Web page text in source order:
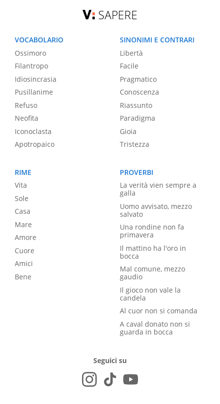
SAPERE
VOCABOLARIO
Ossimoro
Filantropo
Idiosincrasia
Pusillanime
Refuso
Neofita
Iconoclasta
Apotropaico
SINONIMI E CONTRARI
Libertà
Facile
Pragmatico
Conoscenza
Riassunto
Paradigma
Gioia
Tristezza
RIME
Vita
Sole
Casa
Mare
Amore
Cuore
Amici
Bene
PROVERBI
La verità vien sempre a
galla
Uomo avvisato, mezzo
salvato
Una rondine non fa
primavera
Il mattino ha l'oro in
bocca
Mal comune, mezzo
gaudio
Il gioco non vale la
candela
Al cuor non si comanda
A caval donato non si
guarda in bocca
Seguici su